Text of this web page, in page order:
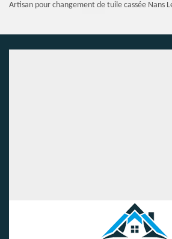
Artisan pour changement de tuile cassée Nans